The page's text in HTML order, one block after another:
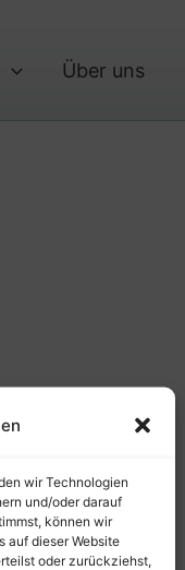
wir Technologien
und/oder darauf
können wir
auf dieser Website
oder zurückziehst,
Über uns